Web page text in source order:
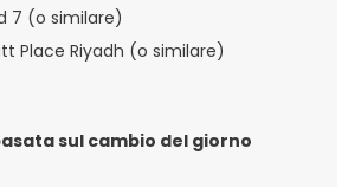
7 (o similare)
Place Riyadh (o similare)
sul cambio del giorno